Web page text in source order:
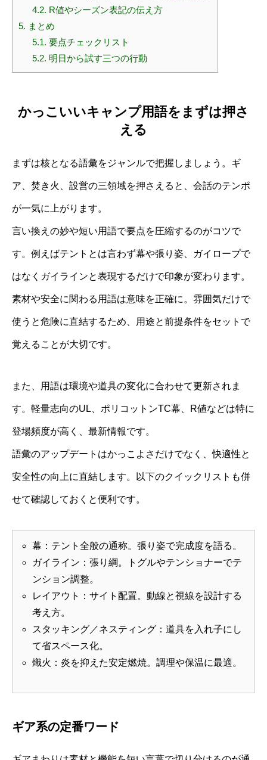
4.2. R値やシーズン表記の伝え方
5. まとめ
5.1. 要点チェックリスト
5.2. 明日から試す三つの行動
かっこいいキャンプ用語をまずは押さ
える
まずは核となる語彙をジャンルで把握しましょう。ギ
ア、焚き火、設営の三領域を押さえると、会話のテンポ
が一気に上がります。
言い換えの妙や短い用語で要点を圧縮するのがコツで
す。例えばテントとは言わず幕や張り姿、ガイロープで
はなくガイラインと表現するだけで印象が変わります。
素材や安全に関わる用語は意味を正確に。雰囲気だけで
使うと危険に直結するため、用途と前提条件をセットで
覚えることが大切です。
また、用語は環境や道具の変化に合わせて更新されま
す。軽量志向のUL、ポリコットンTC幕、R値などは特に
登場頻度が高く、最新情報です。
語彙のアップデートはかっこよさだけでなく、快適性と
安全性の向上に直結します。以下のクイックリストも併
せて確認しておくと便利です。
幕：テント全般の通称。張り姿で完成度を語る。
ガイライン：張り綱。トグルやテンショナーでテ
ンション調整。
レイアウト：サイト配置。動線と視線を設計する
考え方。
スタッキング／ネスティング：道具を入れ子にし
て省スペース化。
熾火：炎を抑えた安定燃焼。調理や保温に最適。
ギア系の定番ワード